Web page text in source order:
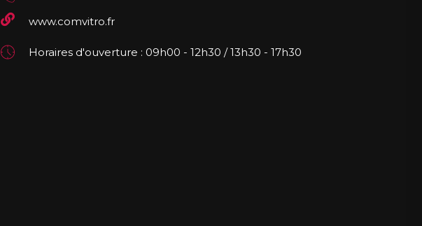
www.comvitro.fr
Horaires d'ouverture : 09h00 - 12h30 / 13h30 - 17h30